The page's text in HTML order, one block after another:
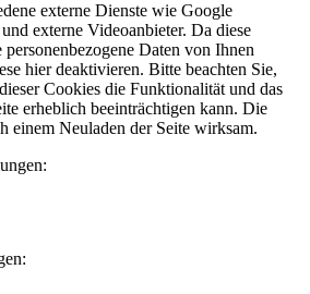
externe Dienste wie Google
externe Videoanbieter. Da diese
Daten von Ihnen
hier deaktivieren. Bitte beachten Sie,
Cookies die Funktionalität und das
erheblich beeinträchtigen kann. Die
einem Neuladen der Seite wirksam.